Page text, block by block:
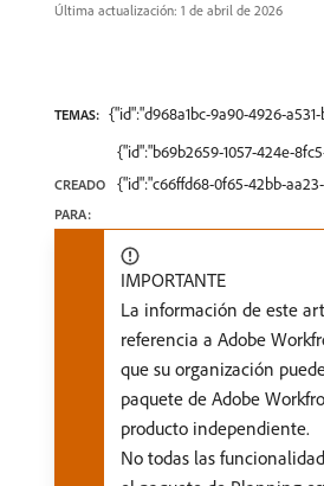
Última actualización: 1 de abril de 2026
TEMAS: {"id":"d968a1bc-9a90-4926-
CREADO
PARA:
{"id":"b69b2659-1057-424e-
{"id":"c66ffd68-0f65-42bb-
IMPORTANTE
La información de este
referencia a Adobe
que su organización
paquete de Adobe
producto independiente.
No todas las